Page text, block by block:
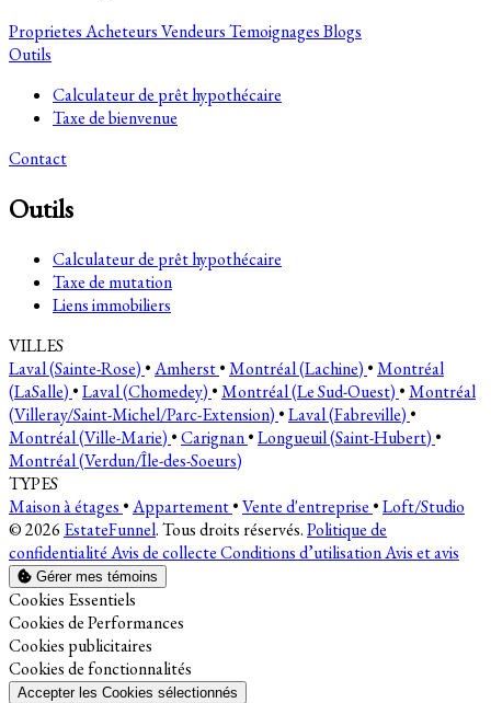
ProprietesAcheteursVendeursTemoignagesBlogs
Outils
Calculateur de prêt hypothécaire
Taxe de bienvenue
Contact
Outils
Calculateur de prêt hypothécaire
Taxe de mutation
Liens immobiliers
VILLES
Laval (Sainte-Rose) •Amherst•Montréal (Lachine) •Montréal
(LaSalle) •Laval (Chomedey) •Montréal (Le Sud-Ouest) •Montréal
(Villeray/Saint-Michel/Parc-Extension) •Laval (Fabreville) •
Montréal (Ville-Marie) •Carignan•Longueuil (Saint-Hubert) •
Montréal (Verdun/Île-des-Soeurs)
TYPES
Maison à étages •Appartement•Vente d'entreprise •Loft/Studio
© 2026 EstateFunnel. Tous droits réservés.Politique de
confidentialitéAvis de collecteConditions d’utilisationAvis et avis
Gérer mes témoins
Activer
Cookies Essentiels
Activer
Cookies de Performances
Activer
Cookies publicitaires
Activer
Cookies de fonctionnalités
Accepter les Cookies sélectionnés